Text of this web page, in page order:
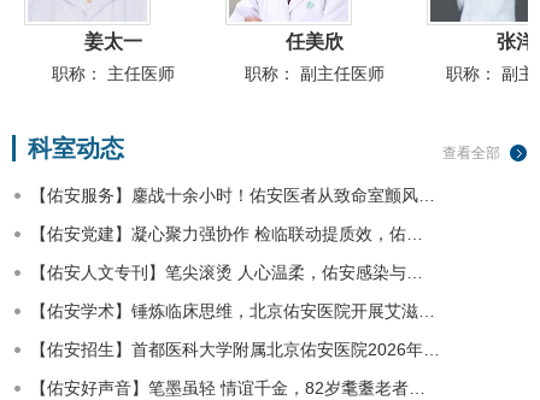
姜太一
职称： 主任医师
任美欣
职称： 副主任医师
张洋
职称： 副主
查看全部
科室动态
【佑安服务】鏖战十余小时！佑安医者从致命室颤风…
【佑安党建】凝心聚力强协作 检临联动提质效，佑…
【佑安人文专刊】笔尖滚烫 人心温柔，佑安感染与…
【佑安学术】锤炼临床思维，北京佑安医院开展艾滋…
【佑安招生】首都医科大学附属北京佑安医院2026年…
【佑安好声音】笔墨虽轻 情谊千金，82岁耄耋老者…